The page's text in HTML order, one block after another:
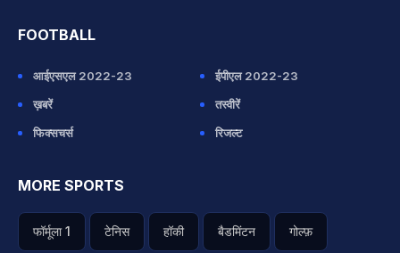
FOOTBALL
आईएसएल 2022-23
ईपीएल 2022-23
ख़बरें
तस्वीरें
फिक्सचर्स
रिजल्ट
MORE SPORTS
फॉर्मूला 1 टेनिस हॉकी बैडमिंटन गोल्फ़